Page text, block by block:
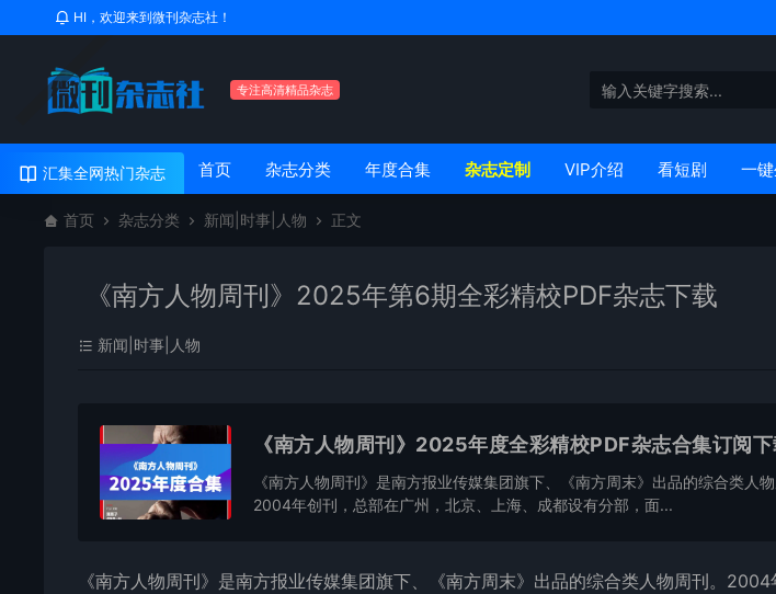
HI，欢迎来到微刊杂志社！
专注高清精品杂志
汇集全网热门杂志 首页 杂志分类 年度合集 杂志定制 VIP介绍 看短剧 一
首页 杂志分类 新闻|时事|人物 正文
《南方人物周刊》2025年第6期全彩精校PDF杂志下载
新闻|时事|人物
《南方人物周刊》2025年度全彩精校PDF杂志合集订阅
《南方人物周刊》是南方报业传媒集团旗下、《南方周末》出品的综合类人物
2004年创刊，总部在广州，北京、上海、成都设有分部，面...
《南方人物周刊》是南方报业传媒集团旗下、《南方周末》出品的综合类人物周刊。